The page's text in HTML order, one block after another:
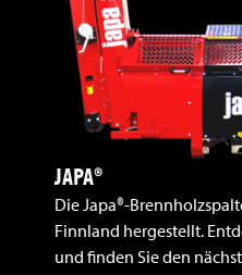
JAPA®
Die Japa®-
Finnland hergestellt.
und finden Sie den